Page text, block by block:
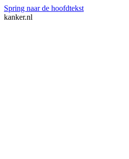
Spring naar de hoofdtekst
kanker.nl